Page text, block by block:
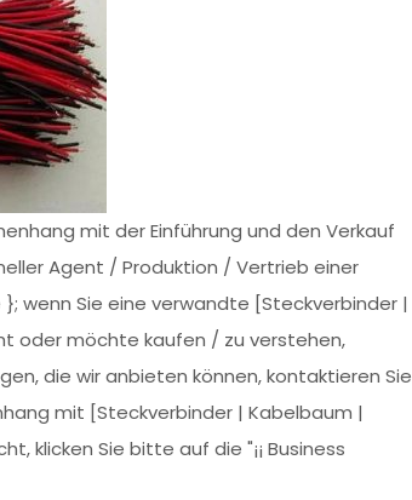
mit der Einführung und den Verkauf
Agent / Produktion / Vertrieb einer
wenn Sie eine verwandte [Steckverbinder |
oder möchte kaufen / zu verstehen,
die wir anbieten können, kontaktieren Sie
mit [Steckverbinder | Kabelbaum |
klicken Sie bitte auf die "¡¡ Business